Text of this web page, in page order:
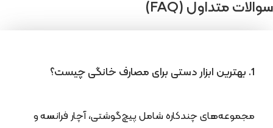
سوالات متداول (FAQ)
1. بهترین ابزار دستی برای مصارف خانگی چیست؟
مجموعه‌های چندکاره شامل پیچ‌گوشتی، آچار فرانسه و